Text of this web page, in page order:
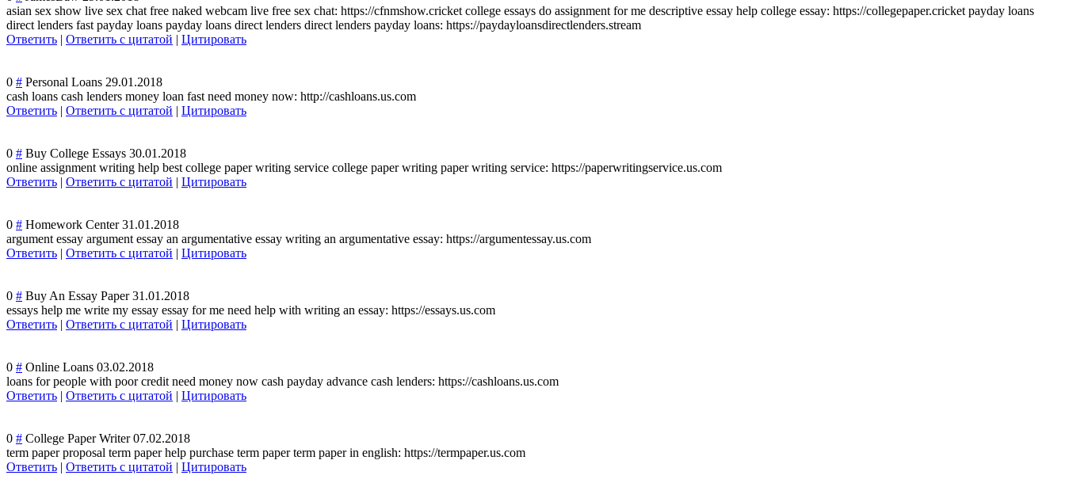
asian sex show live sex chat free naked webcam live free sex chat: https://cfnmshow.cricket college essays do assignment for me descriptive essay help college essay: https://collegepaper.cricket payday loans
direct lenders fast payday loans payday loans direct lenders direct lenders payday loans: https://paydayloansdirectlenders.stream
Ответить | Ответить с цитатой | Цитировать
0 # Personal Loans 29.01.2018
cash loans cash lenders money loan fast need money now: http://cashloans.us.com
Ответить | Ответить с цитатой | Цитировать
0 # Buy College Essays 30.01.2018
online assignment writing help best college paper writing service college paper writing paper writing service: https://paperwritingservice.us.com
Ответить | Ответить с цитатой | Цитировать
0 # Homework Center 31.01.2018
argument essay argument essay an argumentative essay writing an argumentative essay: https://argumentessay.us.com
Ответить | Ответить с цитатой | Цитировать
0 # Buy An Essay Paper 31.01.2018
essays help me write my essay essay for me need help with writing an essay: https://essays.us.com
Ответить | Ответить с цитатой | Цитировать
0 # Online Loans 03.02.2018
loans for people with poor credit need money now cash payday advance cash lenders: https://cashloans.us.com
Ответить | Ответить с цитатой | Цитировать
0 # College Paper Writer 07.02.2018
term paper proposal term paper help purchase term paper term paper in english: https://termpaper.us.com
Ответить | Ответить с цитатой | Цитировать